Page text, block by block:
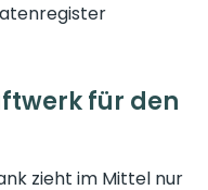
für den
zieht im Mittel nur